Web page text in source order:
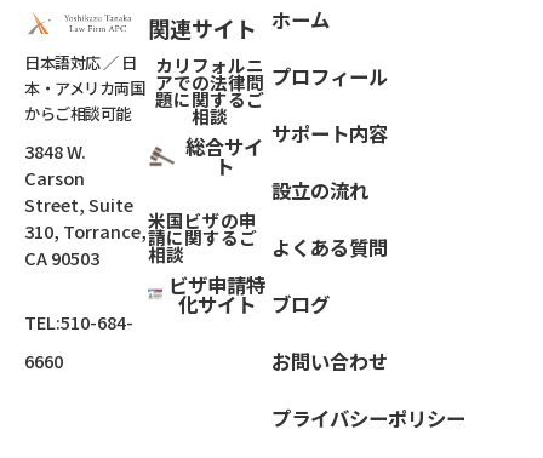
日本語対応 ／ 日
本・アメリカ両国
からご相談可能
3848 W.
Carson
Street, Suite
310, Torrance,
CA 90503
TEL:510-684-
6660
関連サイト
カリフォルニ
アでの法律問
題に関するご
相談
総合サイ
ト
米国ビザの申
請に関するご
相談
ビザ申請特
化サイト
ホーム
プロフィール
サポート内容
設立の流れ
よくある質問
ブログ
お問い合わせ
プライバシーポリシー